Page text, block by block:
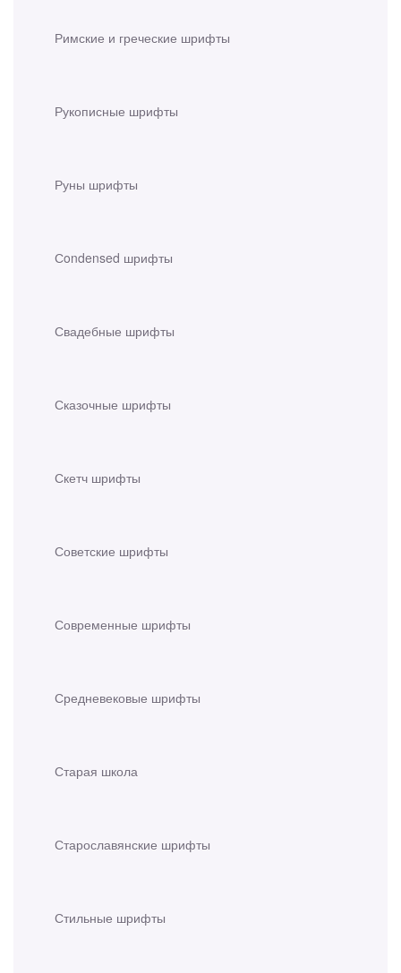
Римские и греческие шрифты
Рукописные шрифты
Руны шрифты
Сondensed шрифты
Свадебные шрифты
Сказочные шрифты
Скетч шрифты
Советские шрифты
Современные шрифты
Средневековые шрифты
Старая школа
Старославянские шрифты
Стильные шрифты